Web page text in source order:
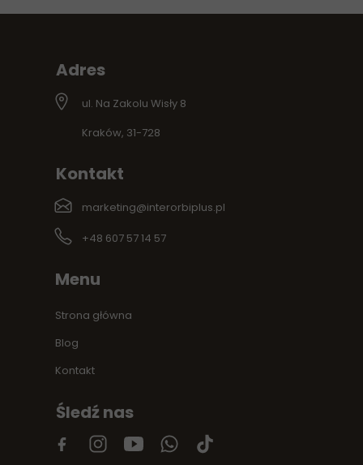
Adres
+48 607 57 14 57
marketing@interorbiplus.pl
ul. Na Zakolu Wisły 8
Kraków, 31-728
Kontakt
Menu
Strona główna
Blog
Kontakt
Śledź nas